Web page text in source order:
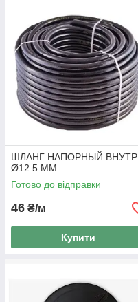
ШЛАНГ НАПОРНЫЙ ВНУТР.
Ø12.5 ММ
Готово до відправки
46 ₴/м
Купити